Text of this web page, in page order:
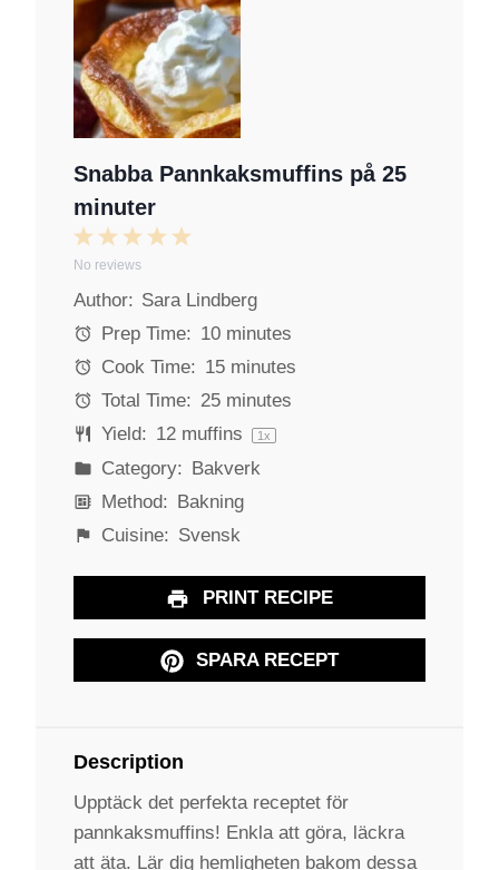
Snabba Pannkaksmuffins på 25
minuter
5
t
r
4
t
a
r
s
3
t
a
r
s
2
S
t
a
r
s
1
S
t
a
No reviews
Author: Sara Lindberg
Prep Time: 10 minutes
Cook Time: 15 minutes
Total Time: 25 minutes
Yield: 12muffins 1x
Category: Bakverk
Method: Bakning
Cuisine: Svensk
PRINT RECIPE
SPARA RECEPT
Description
Upptäck det perfekta receptet för
pannkaksmuffins! Enkla att göra, läckra
att äta. Lär dig hemligheten bakom dessa